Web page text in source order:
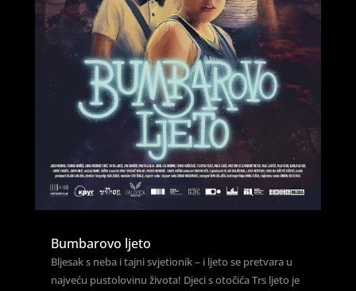
Bumbarovo ljeto
Bljesak s neba i tajni svjetionik – i ljeto se pretvara u
najveću pustolovinu života! Djeci s otočića Trs ljeto je